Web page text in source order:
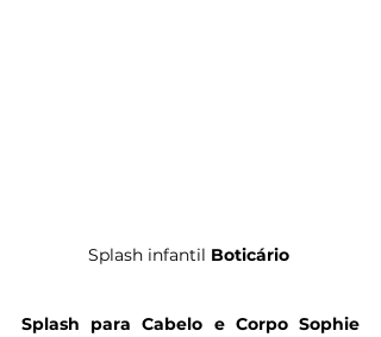
Splash infantil Boticário
Splash para Cabelo e Corpo Sophie